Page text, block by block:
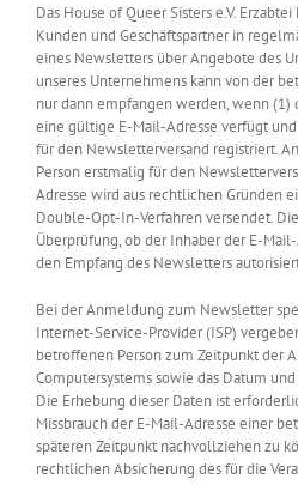
Das House of Queer Sisters e.V.
Kunden und Geschäftspartner in
eines Newsletters über Angebote des
unseres Unternehmens kann von der
nur dann empfangen werden, wenn
eine gültige E-Mail-Adresse verfügt
für den Newsletterversand registriert.
Person erstmalig für den
Adresse wird aus rechtlichen Gründen
Double-Opt-In-Verfahren versendet.
Überprüfung, ob der Inhaber der E-
den Empfang des Newsletters
Bei der Anmeldung zum Newsletter
Internet-Service-Provider (ISP)
betroffenen Person zum Zeitpunkt der
Computersystems sowie das Datum
Die Erhebung dieser Daten ist
Missbrauch der E-Mail-Adresse einer
späteren Zeitpunkt nachvollziehen zu
rechtlichen Absicherung des für die